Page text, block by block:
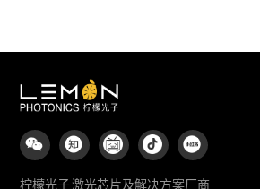
柠檬光子 激光芯片及解决方案厂商